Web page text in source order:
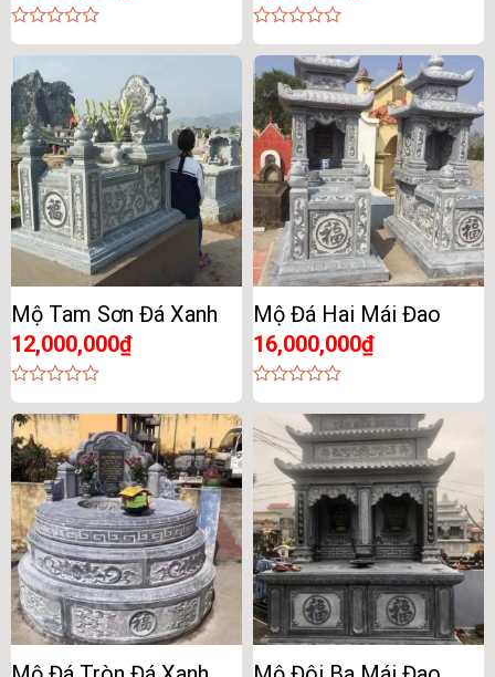
0
out
of
5
0
out
of
5
Mộ Tam Sơn Đá Xanh
12,000,000₫
0
out
of
5
Mộ Đá Hai Mái Đao
16,000,000₫
0
out
of